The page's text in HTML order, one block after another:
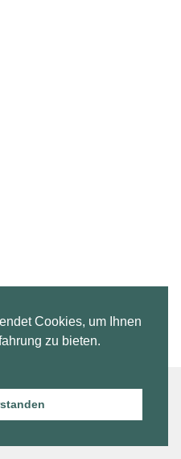
Burgmeier Brüseken
Cookies, um Ihnen
zu bieten.